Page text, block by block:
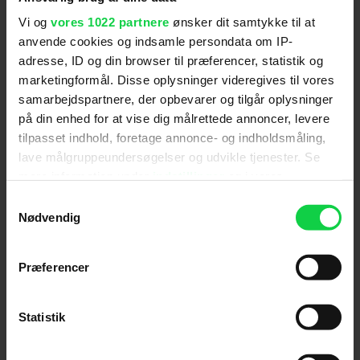
Vi og vores 1022 partnere ønsker dit samtykke til at
anvende cookies og indsamle persondata om IP-
adresse, ID og din browser til præferencer, statistik og
marketingformål. Disse oplysninger videregives til vores
samarbejdspartnere, der opbevarer og tilgår oplysninger
på din enhed for at vise dig målrettede annoncer, levere
tilpasset indhold, foretage annonce- og indholdsmåling,
lave målgruppeundersøgelser og udvikle tjenester. Se
tilbage eller ændre indstillinger fra vores
"Cookiedeklaration", eller ved at trykke på "Privacy
Indsamle præcise oplysninger om din placering,
Identificere din enhed baseret på en scanning af
Nødvendig
Præferencer
Statistik
Anmeldelser fra medierne
(4)
"Denne første familiefilm fra indie-filmselskabet A24
står flot i en fortælleglad flok med et skævt blik på
verden og kunstneriske ambitioner." (Stephanie
magisk univers og da der også er rolige og
venskabelige scener, vurderes filmen kun at kunne
virke skræmmende på børn under 11 år.